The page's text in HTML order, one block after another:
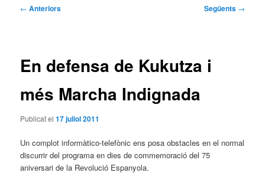
Navegació
← Anteriors Següents →
En defensa de Kukutza i
més Marcha Indignada
Publicat el17 juliol 2011
Un complot informàtico-telefònic ens posa obstacles en el normal
discurrir del programa en dies de commemoració del 75
aniversari de la Revolució Espanyola.